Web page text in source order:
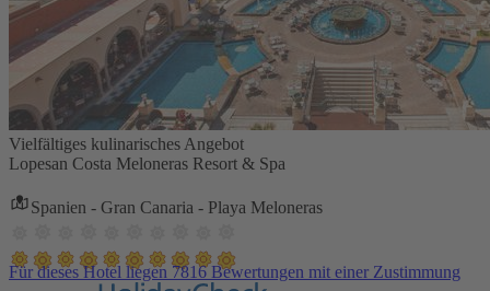
Vielfältiges kulinarisches Angebot
Lopesan Costa Meloneras Resort & Spa
Spanien - Gran Canaria - Playa Meloneras
Für dieses Hotel liegen 7816 Bewertungen mit einer Zustimmung